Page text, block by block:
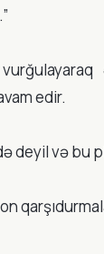
edir.
deyil və bu